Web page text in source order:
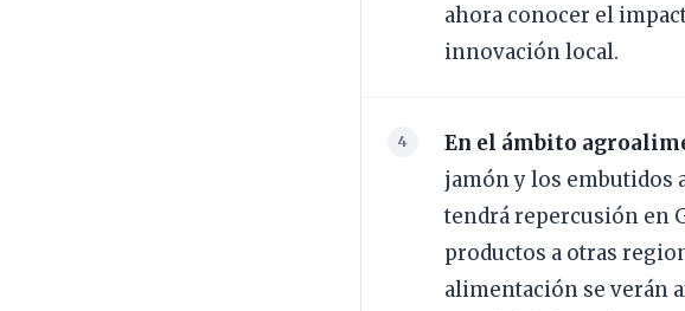
ahora conocer el
innovación local.
En el ámbito
jamón y los embutidos
tendrá repercusión en
productos a otras
alimentación se verán